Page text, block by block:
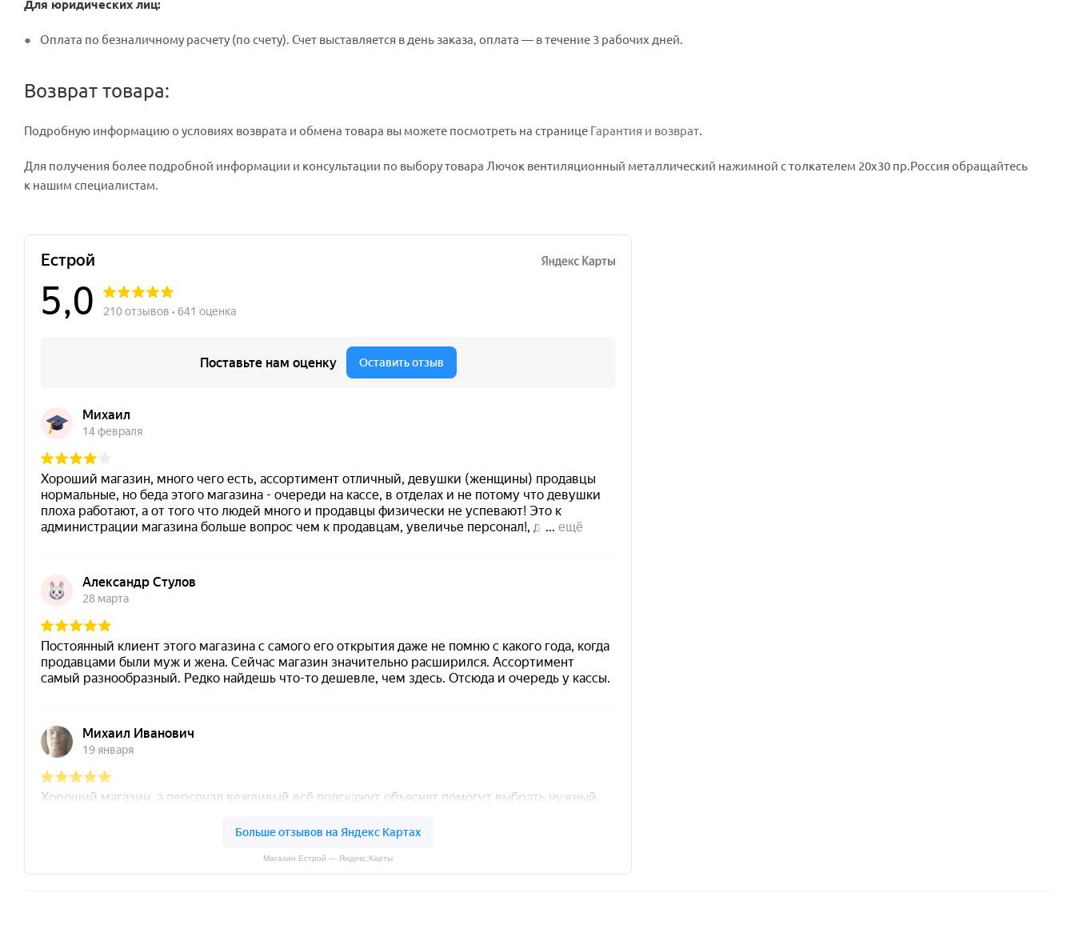
Для юридических лиц:
Оплата по безналичному расчету (по счету). Счет выставляется в день заказа, оплата — в течение 3 рабочих дней.
Возврат товара:
Подробную информацию о условиях возврата и обмена товара вы можете посмотреть на странице Гарантия и возврат.
Для получения более подробной информации и консультации по выбору товара Лючок вентиляционный металлический нажимной с толкателем 20х30 пр.Россия обращайтесь
к нашим специалистам.
Магазин Естрой — Яндекс.Карты